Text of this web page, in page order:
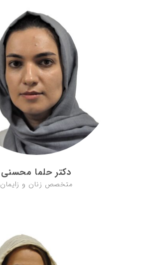
دکتر حلما محسنی
متخصص زنان و زایمان